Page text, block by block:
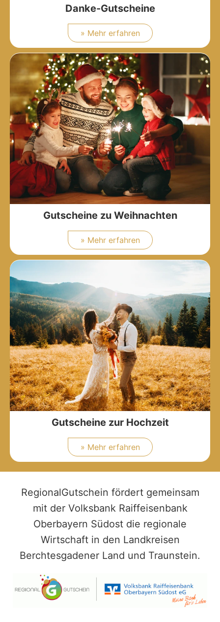
Danke-Gutscheine
» Mehr erfahren
Gutscheine zu Weihnachten
» Mehr erfahren
Gutscheine zur Hochzeit
» Mehr erfahren
RegionalGutschein fördert gemeinsam
mit der Volksbank Raiffeisenbank
Oberbayern Südost die regionale
Wirtschaft in den Landkreisen
Berchtesgadener Land und Traunstein.